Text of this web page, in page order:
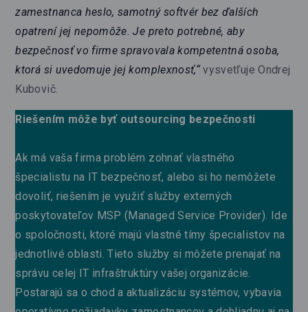
zamestnanca heslo, samotný softvér bez ďalších
opatrení jej nepomôže. Je preto potrebné, aby
bezpečnosť vo firme spravovala kompetentná osoba,
ktorá si uvedomuje jej komplexnosť,“vysvetľuje Ondrej
Kubovič.
Riešením môže byť outsourcing bezpečnosti
Ak má vaša firma problém zohnať vlastného
špecialistu na IT bezpečnosť, alebo si ho nemôžete
dovoliť, riešením je využiť služby externých
poskytovateľov MSP (Managed Service Provider). Ide
o spoločnosti, ktoré majú vlastné tímy špecialistov na
jednotlivé oblasti. Tieto služby si môžete prenajať na
správu celej IT infraštruktúry vašej organizácie.
Postarajú sa o chod a aktualizáciu systémov, vybavia